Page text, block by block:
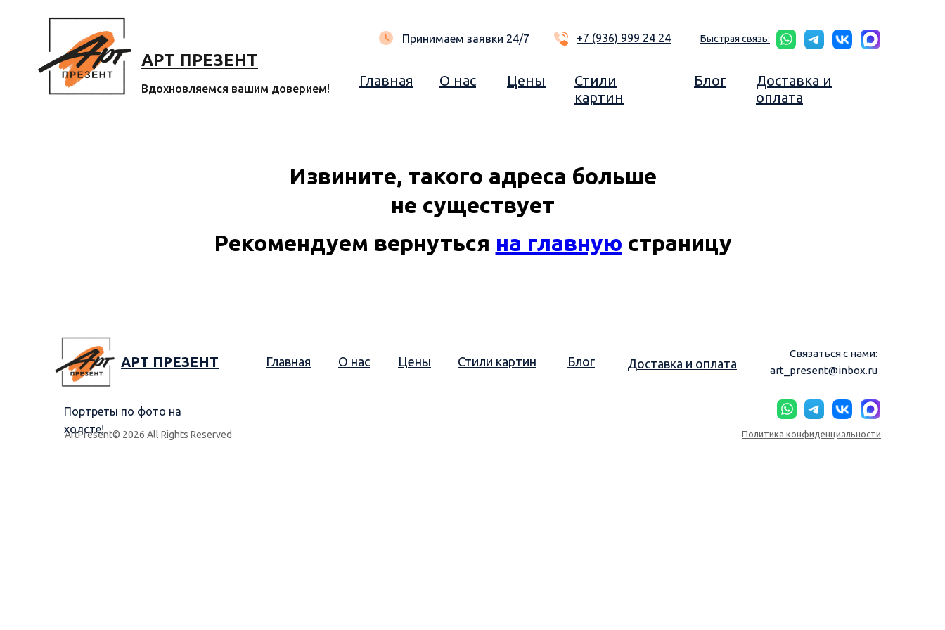
+7 (936) 999 24 24 Быстрая связь:
Принимаем заявки 24/7
Главная О нас
Стили
картин
Блог
Доставка и
оплата
Цены
АРТ ПРЕЗЕНТ
Вдохновляемся вашим доверием!
Извините, такого адреса больше
не существует
Рекомендуем вернуться на главную страницу
Главная О нас Стили картин
ArtPresent© 2026 All Rights Reserved Политика конфиденциальности
Доставка и оплата
Портреты по фото на
холсте!
Связаться с нами:
art_present@inbox.ru
АРТ ПРЕЗЕНТ Цены Блог